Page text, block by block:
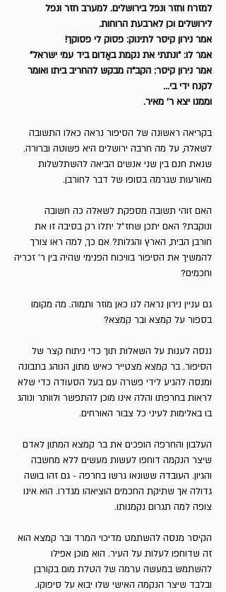
למזרח וחזר ונפל בירושלים. למערב חזר ונפל
לירושלים וכן לארבעת הרוחות.
אמר נירון קיסר לתינוק: פסוק לי פסוקך!
אמר לו: "ונתתי את נקמת באֱדום ביד עמי ישראל"
אמר נירון קיסר: הקב"ה מבקש להחריב ביתו ואומר
לקנח ידי בי...
וממנו יצא ר' מאיר.
בקריאה ראשונה של הסיפור נראה כאלו התשובה
לשאלה, על מה חרבה ירושלים היא פשוטה וברורה.
שנאת חנם בין שני אנשים הביאה להשתלשלות
מאורעות שגרמה בסופו של דבר לחורבן.
האם זוהי תשובה מספקת לשאלה כה חשובה
ונוקבת? האם יתכן שחז״ל יתלו רק בסיבה זו את
חורבן הבית, הארץ והגלות? אם כך, למה ראו צורך
להמשיך את הסיפור בוויכוח הפנימי שהיה בין ר' זכריה
וחכמים?
גם עניין נירון נראה לנו כאן מוזר ותמוה. מה מקומו
בספור על קמצא ובר קמצא?
ננסה לענות על השאלות תוך כדי ניתוח קצר של
הסיפור. בר קמצא מצטייר כאיש מתון, הנוהג בתבונה
ומנסה להגיע לידי פשרה עם בעל הסעודה כדי שלא
לראות בחרפתו והלה אינו מוכן להתפשר ולוותר ונוהג
בו באלימות לעיני כל צבור האורחים.
העלבון והחרפה הופכים את בר קמצא המתון לאדם
שיצר הנקמה דוחפו לעשות מעשים ללא מחשבה
והגיון. העובדה ששונאו גרשו בחרפה - גם זהו בושה
גדולה אך שתיקת החכמים הוציאהו מגדרו. הוא אינו
צופה למה תגרום נקמנותו.
הקיסר מנסה להשתמט מדיכוי המרד ובר קמצא הוא
זה שדוחפו לעלות על העיר. הוא מוכן אפילו
להשתמש במעשה ערמה של הטלת מום בקור­בן
ובלבד שיצר הנקמה האישי שלו יבוא על סיפוקו.